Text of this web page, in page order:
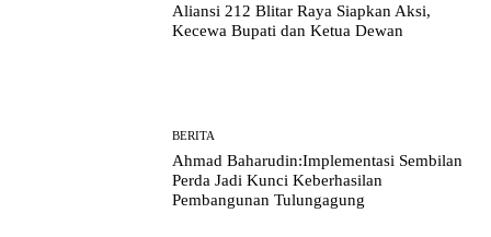
Aliansi 212 Blitar Raya Siapkan Aksi,
Kecewa Bupati dan Ketua Dewan
BERITA
Ahmad Baharudin:Implementasi Sembilan
Perda Jadi Kunci Keberhasilan
Pembangunan Tulungagung